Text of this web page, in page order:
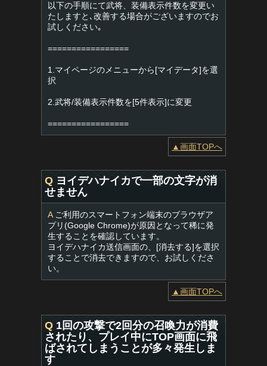
以下の手順にて武将、装備表示件数を変更い
たしますと､改善する場合がございますのでお
試しください｡
=================
1.マイページのメニューから[マイデータ]を選
択
2.武将/装備表示件数を[5件表示]に変更
=================
▲画面TOPへ
Q ヨイデハナイカで一部の文字が消
せません
Aご利用のスマートフォン端末のブラウザア
プリ(Google Chrome)が原因となって稀に発
生することを確認しています。
ヨイデハナイカ送信画面の、[消去する]を選択
することで消去できますので、お試しくださ
い。
▲画面TOPへ
Q 1回の攻撃で2回分の召喚力が消費
されたり、プレイ中にTOP画面に飛
ばされてしまうことが多々発生しま
す